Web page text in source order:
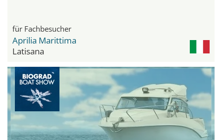
für Fachbesucher
Aprilia Marittima
Latisana